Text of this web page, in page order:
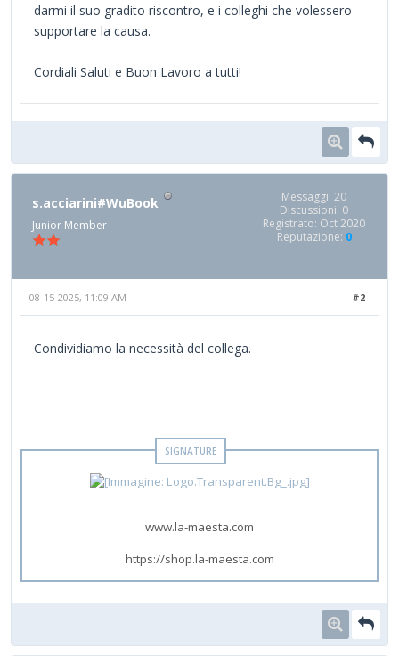
darmi il suo gradito riscontro, e i colleghi che volessero
supportare la causa.
Cordiali Saluti e Buon Lavoro a tutti!
s.acciarini#WuBook
Junior Member
Messaggi: 20
Discussioni: 0
Registrato: Oct 2020
Reputazione: 0
#2
08-15-2025, 11:09 AM
Condividiamo la necessità del collega.
www.la-maesta.com
https://shop.la-maesta.com